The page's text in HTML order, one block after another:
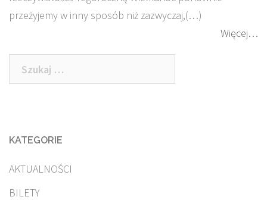
przeżyjemy w inny sposób niż zazwyczaj,(…)
Więcej…
Szukaj:
KATEGORIE
AKTUALNOŚCI
BILETY